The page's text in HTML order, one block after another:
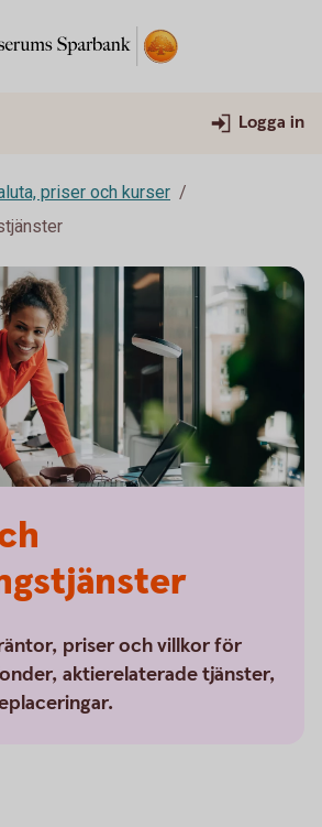
Logga in
priser och kurser
priser och villkor för
aktierelaterade tjänster,